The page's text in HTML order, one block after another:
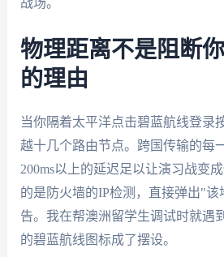
战场。
物理距离不是阻断
的理由
当你隔着太平洋点击碧蓝航线登录
越十几个路由节点。跨国传输的每
200ms以上的延迟足以让演习战变
的是防火墙的IP检测，直接弹出"
告。我在帮澳洲留学生调试时就遇
的碧蓝航线图标成了摆设。